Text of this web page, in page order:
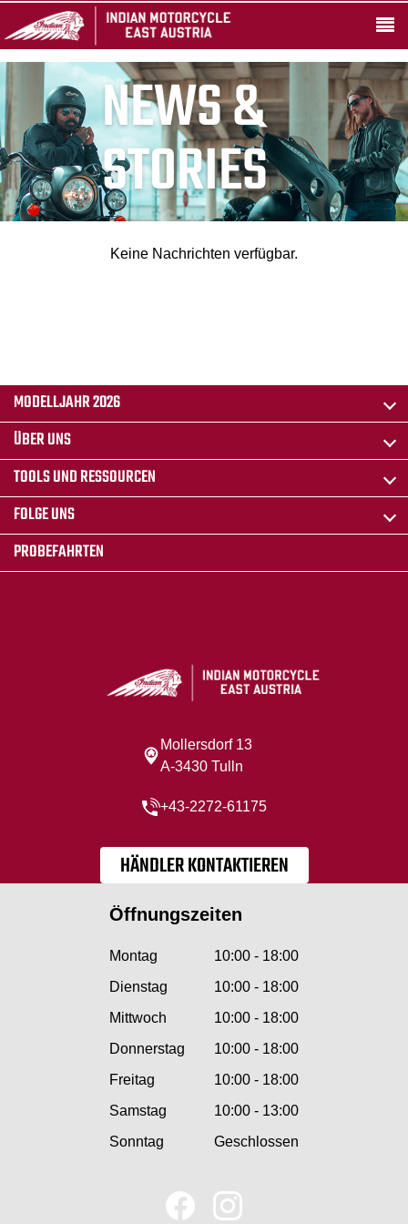
NEWS &
STORIES
Keine Nachrichten verfügbar.
MODELLJAHR 2026
ÜBER UNS
TOOLS UND RESSOURCEN
FOLGE UNS
PROBEFAHRTEN
Mollersdorf 13
A-3430 Tulln
+43-2272-61175
HÄNDLER KONTAKTIEREN
Öffnungszeiten
Montag
10:00 - 18:00
Dienstag
10:00 - 18:00
Mittwoch
10:00 - 18:00
Donnerstag
10:00 - 18:00
Freitag
10:00 - 18:00
Samstag
10:00 - 13:00
Sonntag
Geschlossen